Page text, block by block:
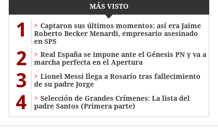
MÁS VISTO
1
Captaron sus últimos momentos: así era Jaime
Roberto Becker Menardi​​​, empresario asesinado
en SPS
2
Real España se impone ante el Génesis PN y va a
marcha perfecta en el Apertura
3
Lionel Messi llega a Rosario tras fallecimiento
de su padre Jorge
4
Selección de Grandes Crímenes: La lista del
padre Santos (Primera parte)